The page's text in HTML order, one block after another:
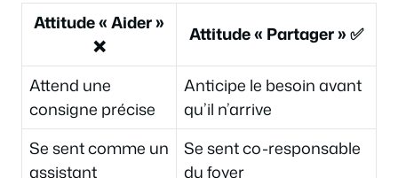
Attitude « Aider »
❌
Attitude « Partager » ✅
Attend une
consigne précise
Anticipe le besoin avant
qu’il n’arrive
Se sent comme un
assistant
Se sent co-responsable
du foyer